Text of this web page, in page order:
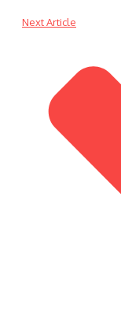
Next Article